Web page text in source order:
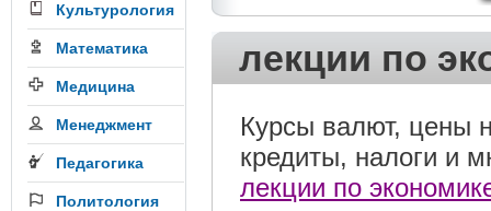
Культурология
Математика
Медицина
Менеджмент
Педагогика
Политология
лекции по
Курсы валют, цены
кредиты, налоги и
лекции по